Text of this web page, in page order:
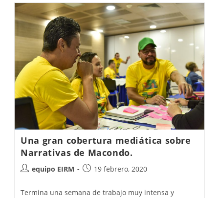
Una gran cobertura mediática sobre
Narrativas de Macondo.
equipo EIRM 19 febrero, 2020
Termina una semana de trabajo muy intensa y